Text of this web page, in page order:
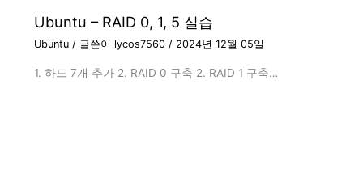
Ubuntu – RAID 0, 1, 5 실습
Ubuntu/ 글쓴이 lycos7560 / 2024년 12월 05일
1. 하드 7개 추가 2. RAID 0 구축 2. RAID 1 구축…